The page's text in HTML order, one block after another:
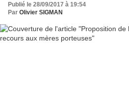
Publié le 28/09/2017 à 19:54
Par Olivier SIGMAN